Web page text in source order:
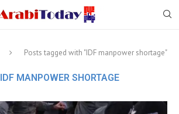
Posts tagged with "IDF manpower shortage"
IDF MANPOWER SHORTAGE